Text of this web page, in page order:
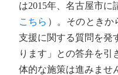
は2015年、名古屋市に
こちら ）。そのとき
支援に関する質問を発
ります」との答弁を引
体的な施策は進みませ